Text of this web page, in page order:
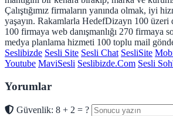
Çalıştığımız firmaların yanında olmak, iyi
yaşayın. Rakamlarla HedefDizayn 100 üzeri
100 firmaya web danışmanlığı 270 firmaya
medya planlama hizmeti 100 toplu mail
Seslibizde Sesli Site Sesli Chat SesliSite
Youtube MaviSesli Seslibizde.Com Sesli
Yorumlar
Güvenlik: 8 + 2 = ?